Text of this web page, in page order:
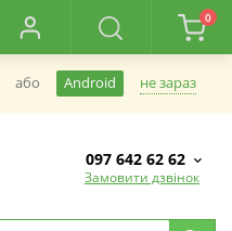
0
або Android не зараз
097 642 62 62
Замовити дзвінок